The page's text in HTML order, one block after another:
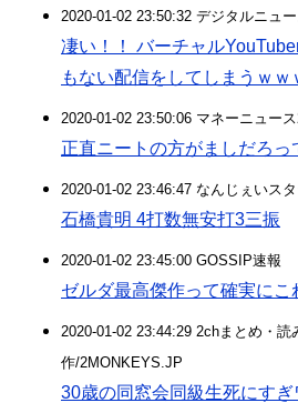
2020-01-02 23:50:32 デジタルニュ
凄い！！ バーチャル
もない配信をしてしまうｗｗ
2020-01-02 23:50:06 マネーニュー
正直ニートの方がましだろっ
2020-01-02 23:46:47 なんじぇいス
石橋貴明 4打数無安打3三振
2020-01-02 23:45:00 GOSSIP速報
ゼルダ最高傑作って確実にこ
2020-01-02 23:44:29 2chまとめ・読
作/2MONKEYS.JP
30歳の同窓会同級生死にす